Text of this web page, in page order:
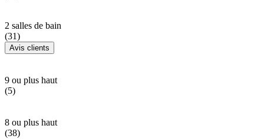
2 salles de bain
(31)
Avis clients
9 ou plus haut
(5)
8 ou plus haut
(38)